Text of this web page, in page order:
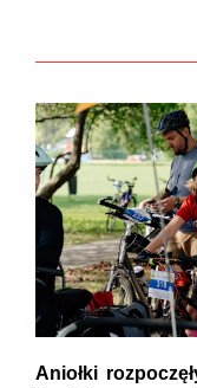
Aniołki